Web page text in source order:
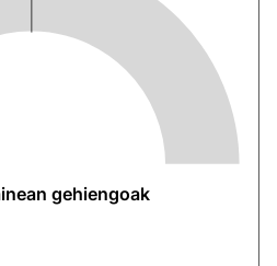
gehiengoak